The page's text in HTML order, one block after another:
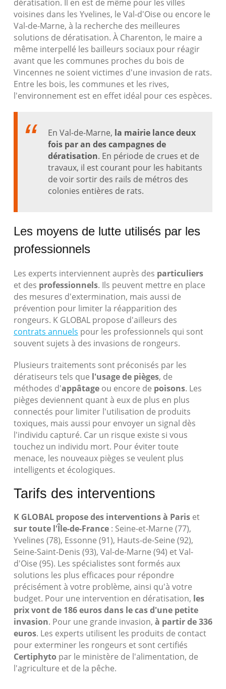
dératisation. Il en est de même pour les villes
voisines dans les Yvelines, le Val-d'Oise ou encore le
Val-de-Marne, à la recherche des meilleures
solutions de dératisation. À Charenton, le maire a
même interpellé les bailleurs sociaux pour réagir
avant que les communes proches du bois de
Vincennes ne soient victimes d'une invasion de rats.
Entre les bois, les communes et les rives,
l'environnement est en effet idéal pour ces espèces.
En Val-de-Marne, la mairie lance deux
fois par an des campagnes de
dératisation. En période de crues et de
travaux, il est courant pour les habitants
de voir sortir des rails de métros des
colonies entières de rats.
Les moyens de lutte utilisés par les
professionnels
Les experts interviennent auprès des particuliers
et des professionnels. Ils peuvent mettre en place
des mesures d'extermination, mais aussi de
prévention pour limiter la réapparition des
rongeurs. K GLOBAL propose d'ailleurs des
contrats annuels pour les professionnels qui sont
souvent sujets à des invasions de rongeurs.
Plusieurs traitements sont préconisés par les
dératiseurs tels que l'usage de pièges, de
méthodes d'appâtageou encore de poisons. Les
pièges deviennent quant à eux de plus en plus
connectés pour limiter l'utilisation de produits
toxiques, mais aussi pour envoyer un signal dès
l'individu capturé. Car un risque existe si vous
touchez un individu mort. Pour éviter toute
menace, les nouveaux pièges se veulent plus
intelligents et écologiques.
Tarifs des interventions
K GLOBAL propose des interventions à Pariset
sur toute l'Île-de-France: Seine-et-Marne (77),
Yvelines (78), Essonne (91), Hauts-de-Seine (92),
Seine-Saint-Denis (93), Val-de-Marne (94) et Val-
d'Oise (95). Les spécialistes sont formés aux
solutions les plus efficaces pour répondre
précisément à votre problème, ainsi qu'à votre
budget. Pour une intervention en dératisation, les
prix vont de 186 euros dans le cas d'une petite
invasion. Pour une grande invasion, à partir de 336
euros. Les experts utilisent les produits de contact
pour exterminer les rongeurs et sont certifiés
Certiphyto par le ministère de l'alimentation, de
l'agriculture et de la pêche.